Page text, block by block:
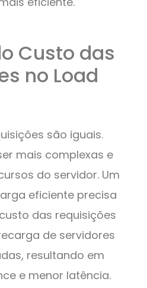
Custo das
no Load
são iguais.
mais complexas e
do servidor. Um
eficiente precisa
das requisições
de servidores
resultando em
e menor latência.